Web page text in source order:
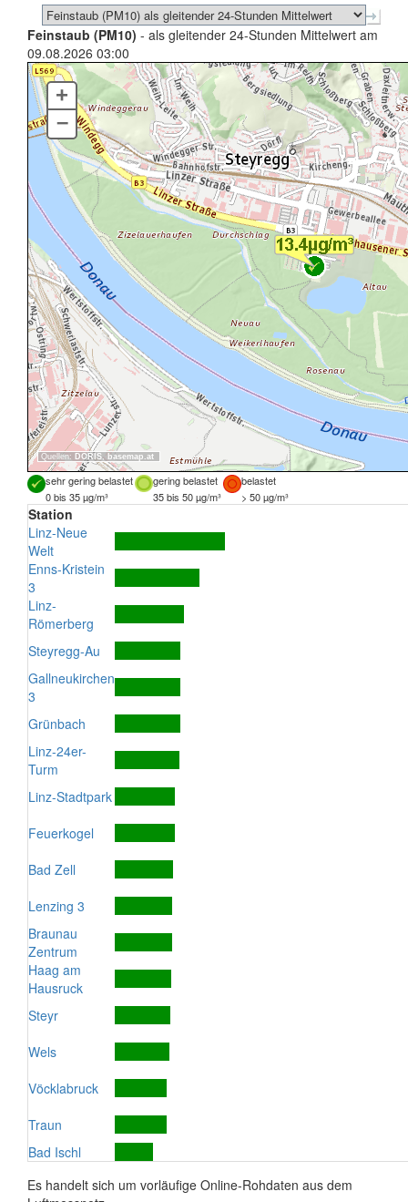
Feinstaub (PM10) - als gleitender 24-Stunden Mittelwert am
09.08.2026 03:00
Quellen: DORIS, basemap.at
+
–
sehr gering belastet gering belastet
belastet
0 bis 35 µg/m³
35 bis 50 µg/m³ > 50 µg/m³
Station
Linz-Neue
Welt
Enns-Kristein
3
Linz-
Römerberg
Steyregg-Au
Gallneukirchen
3
Grünbach
Linz-24er-
Turm
Linz-Stadtpark
Feuerkogel
Bad Zell
Lenzing 3
Braunau
Zentrum
Haag am
Hausruck
Steyr
Wels
Vöcklabruck
Traun
Bad Ischl
Es handelt sich um vorläufige Online-Rohdaten aus dem